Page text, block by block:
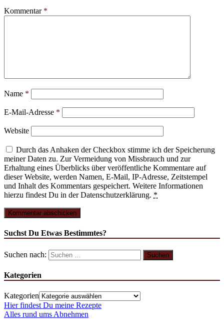
Kommentar *
Name *
E-Mail-Adresse *
Website
Durch das Anhaken der Checkbox stimme ich der Speicherung
meiner Daten zu. Zur Vermeidung von Missbrauch und zur
Erhaltung eines Überblicks über veröffentliche Kommentare auf
dieser Website, werden Namen, E-Mail, IP-Adresse, Zeitstempel
und Inhalt des Kommentars gespeichert. Weitere Informationen
hierzu findest Du in der Datenschutzerklärung. *
Suchst Du Etwas Bestimmtes?
Suchen nach:
Kategorien
Kategorien
Hier findest Du meine Rezepte
Alles rund ums Abnehmen